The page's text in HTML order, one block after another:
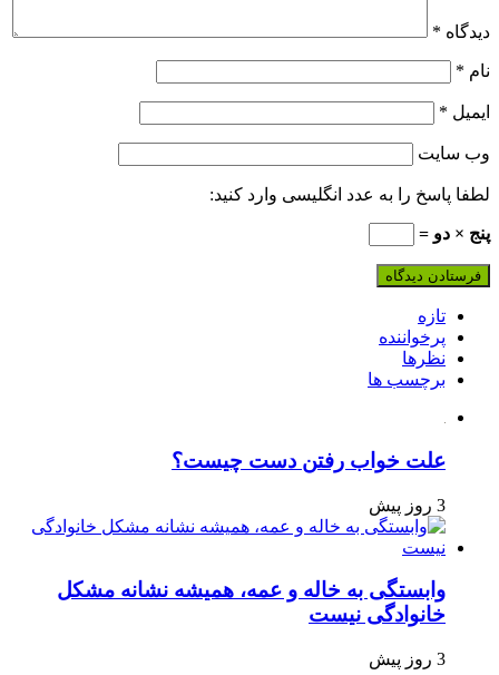
دیدگاه *
نام *
ایمیل *
وب‌ سایت
لطفا پاسخ را به عدد انگلیسی وارد کنید:
پنج × دو =
تازه
پرخواننده
نظرها
برچسب ها
علت خواب رفتن دست چیست؟
3 روز پیش
وابستگی به خاله و عمه، همیشه نشانه مشکل
خانوادگی نیست
3 روز پیش